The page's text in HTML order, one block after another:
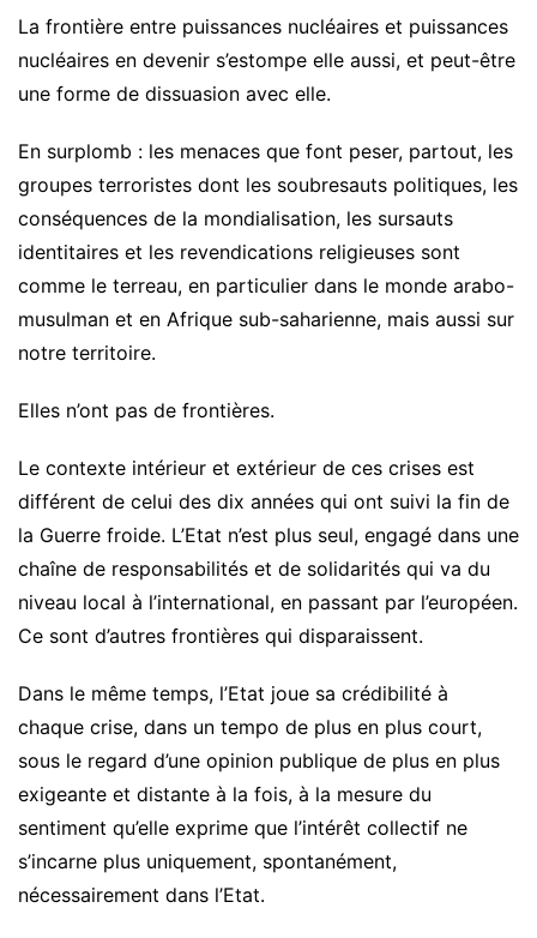
La frontière entre puissances nucléaires et puissances
nucléaires en devenir s’estompe elle aussi, et peut-être
une forme de dissuasion avec elle.
En surplomb : les menaces que font peser, partout, les
groupes terroristes dont les soubresauts politiques, les
conséquences de la mondialisation, les sursauts
identitaires et les revendications religieuses sont
comme le terreau, en particulier dans le monde arabo-
musulman et en Afrique sub-saharienne, mais aussi sur
notre territoire.
Elles n’ont pas de frontières.
Le contexte intérieur et extérieur de ces crises est
différent de celui des dix années qui ont suivi la fin de
la Guerre froide. L’Etat n’est plus seul, engagé dans une
chaîne de responsabilités et de solidarités qui va du
niveau local à l’international, en passant par l’européen.
Ce sont d’autres frontières qui disparaissent.
Dans le même temps, l’Etat joue sa crédibilité à
chaque crise, dans un tempo de plus en plus court,
sous le regard d’une opinion publique de plus en plus
exigeante et distante à la fois, à la mesure du
sentiment qu’elle exprime que l’intérêt collectif ne
s’incarne plus uniquement, spontanément,
nécessairement dans l’Etat.